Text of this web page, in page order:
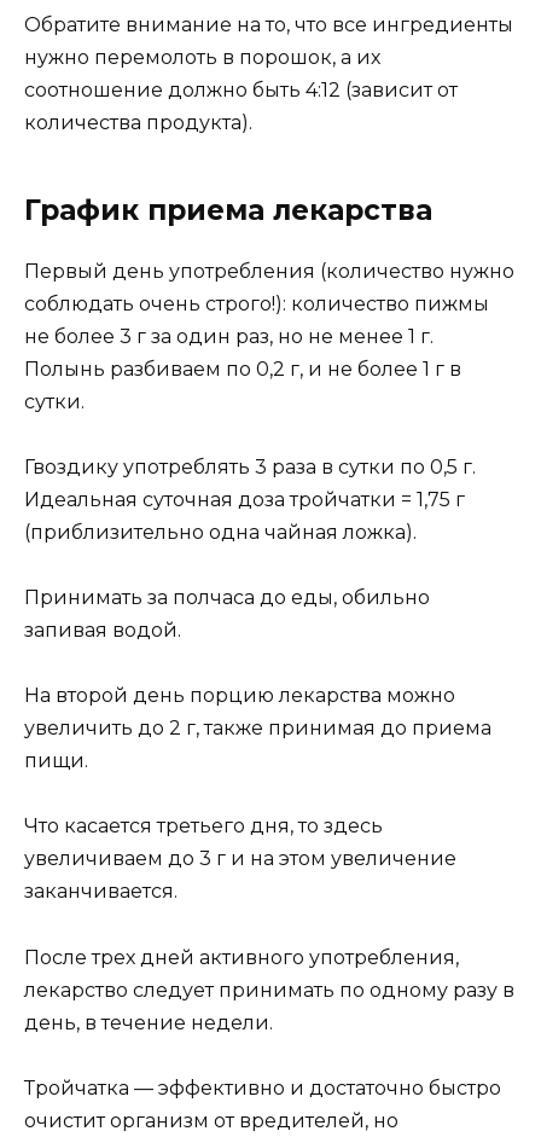
Обратите внимание на то, что все ингредиенты
нужно перемолоть в порошок, а их
соотношение должно быть 4:12 (зависит от
количества продукта).
График приема лекарства
Первый день употребления (количество нужно
соблюдать очень строго!): количество пижмы
не более 3 г за один раз, но не менее 1 г.
Полынь разбиваем по 0,2 г, и не более 1 г в
сутки.
Гвоздику употреблять 3 раза в сутки по 0,5 г.
Идеальная суточная доза тройчатки = 1,75 г
(приблизительно одна чайная ложка).
Принимать за полчаса до еды, обильно
запивая водой.
На второй день порцию лекарства можно
увеличить до 2 г, также принимая до приема
пищи.
Что касается третьего дня, то здесь
увеличиваем до 3 г и на этом увеличение
заканчивается.
После трех дней активного употребления,
лекарство следует принимать по одному разу в
день, в течение недели.
Тройчатка — эффективно и достаточно быстро
очистит организм от вредителей, но